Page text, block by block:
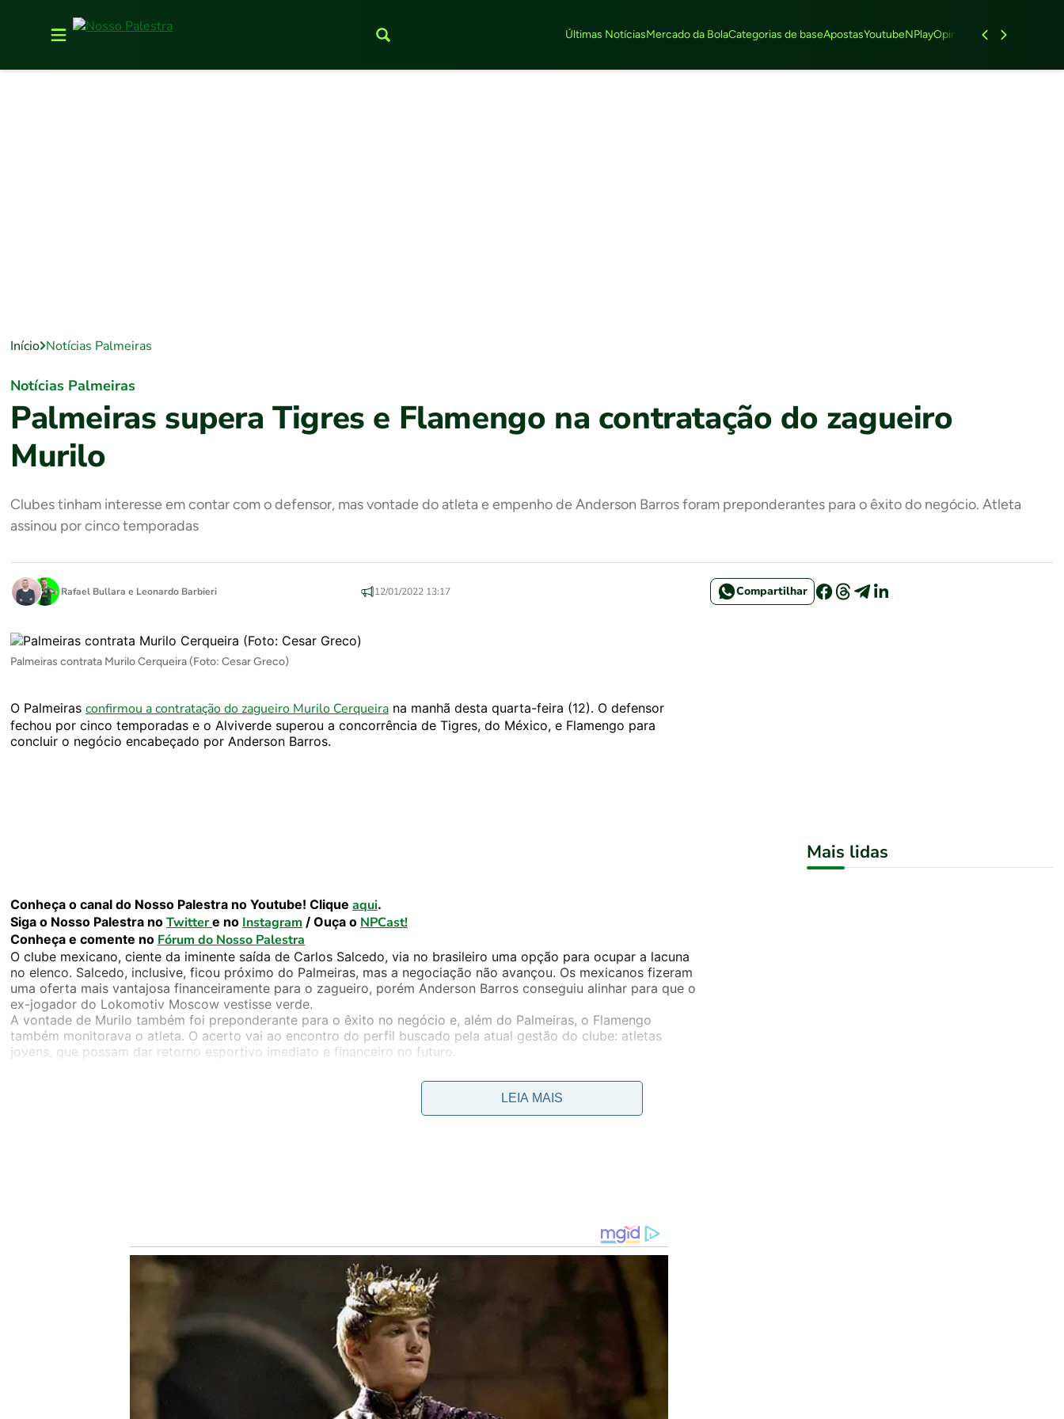
Últimas NotíciasMercado da BolaCategorias de baseApostasYoutubeNPlayOpinião Feminino
Início Notícias Palmeiras
Notícias Palmeiras
Palmeiras supera Tigres e Flamengo na contratação do zagueiro
Murilo
Clubes tinham interesse em contar com o defensor, mas vontade do atleta e empenho de Anderson Barros foram preponderantes para o êxito do negócio. Atleta
assinou por cinco temporadas
Rafael Bullara e Leonardo Barbieri 12/01/2022 13:17 Compartilhar
Palmeiras contrata Murilo Cerqueira (Foto: Cesar Greco)
O Palmeiras confirmou a contratação do zagueiro Murilo Cerqueira na manhã desta quarta-feira (12). O defensor
fechou por cinco temporadas e o Alviverde superou a concorrência de Tigres, do México, e Flamengo para
concluir o negócio encabeçado por Anderson Barros.
Conheça o canal do Nosso Palestra no Youtube! Clique aqui.
Siga o Nosso Palestra no Twittere no Instagram / Ouça o NPCast!
Conheça e comente no Fórum do Nosso Palestra
O clube mexicano, ciente da iminente saída de Carlos Salcedo, via no brasileiro uma opção para ocupar a lacuna
no elenco. Salcedo, inclusive, ficou próximo do Palmeiras, mas a negociação não avançou. Os mexicanos fizeram
uma oferta mais vantajosa financeiramente para o zagueiro, porém Anderson Barros conseguiu alinhar para que o
ex-jogador do Lokomotiv Moscow vestisse verde.
A vontade de Murilo também foi preponderante para o êxito no negócio e, além do Palmeiras, o Flamengo
também monitorava o atleta. O acerto vai ao encontro do perfil buscado pela atual gestão do clube: atletas
jovens, que possam dar retorno esportivo imediato e financeiro no futuro.
O atleta chega ao Alviverde por 2,5 milhões de dólares (cerca de 14,2 milhões, na cotação atual) por 80% de seus
direitos econômicos. O jogador assinou com o Verdão por cinco temporadas, até o fim de 2026.
O Palmeiras estava atrás de um zagueiro desde o fim de 2021. Após tentativa, sem êxito, de contar com Valber
Huerta, da Universidad Católica, que não foi aprovado nos exames médicos do clube, o Alviverde voltou ao
mercado para atender um dos pedidos de Abel Ferreira para 2022. O comandante português queria um defensor
para atuar pelo lado esquerdo da zaga e, apesar de não ser canhoto, Murilo supre a necessidade identificada.
Mais lidas
LEIA MAIS